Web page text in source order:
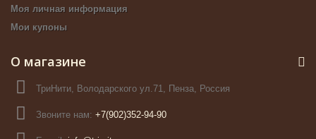
Моя личная информация
Мои купоны
О магазине
ТриНити, Володарского ул.71, Пенза, Россия
Звоните нам: +7(902)352-94-90